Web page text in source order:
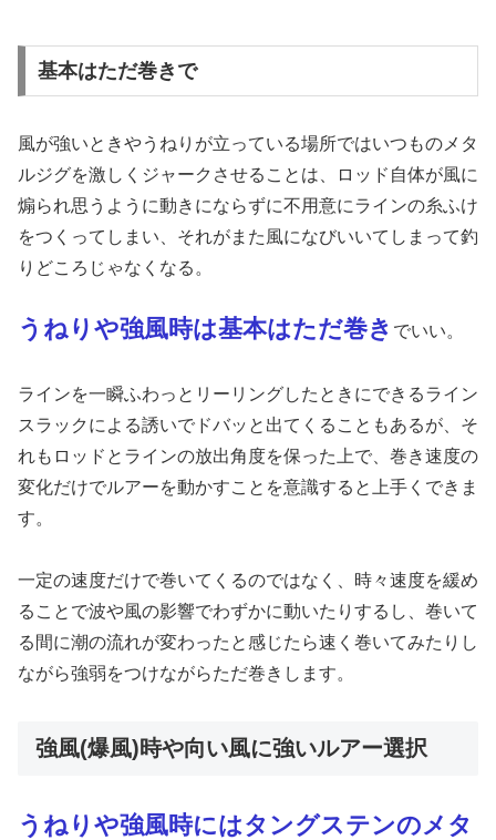
基本はただ巻きで
風が強いときやうねりが立っている場所ではいつものメタ
ルジグを激しくジャークさせることは、ロッド自体が風に
煽られ思うように動きにならずに不用意にラインの糸ふけ
をつくってしまい、それがまた風になびいいてしまって釣
りどころじゃなくなる。
うねりや強風時は基本はただ巻き でいい。
ラインを一瞬ふわっとリーリングしたときにできるライン
スラックによる誘いでドバッと出てくることもあるが、そ
れもロッドとラインの放出角度を保った上で、巻き速度の
変化だけでルアーを動かすことを意識すると上手くできま
す。
一定の速度だけで巻いてくるのではなく、時々速度を緩め
ることで波や風の影響でわずかに動いたりするし、巻いて
る間に潮の流れが変わったと感じたら速く巻いてみたりし
ながら強弱をつけながらただ巻きします。
強風(爆風)時や向い風に強いルアー選択
うねりや強風時にはタングステンのメタ